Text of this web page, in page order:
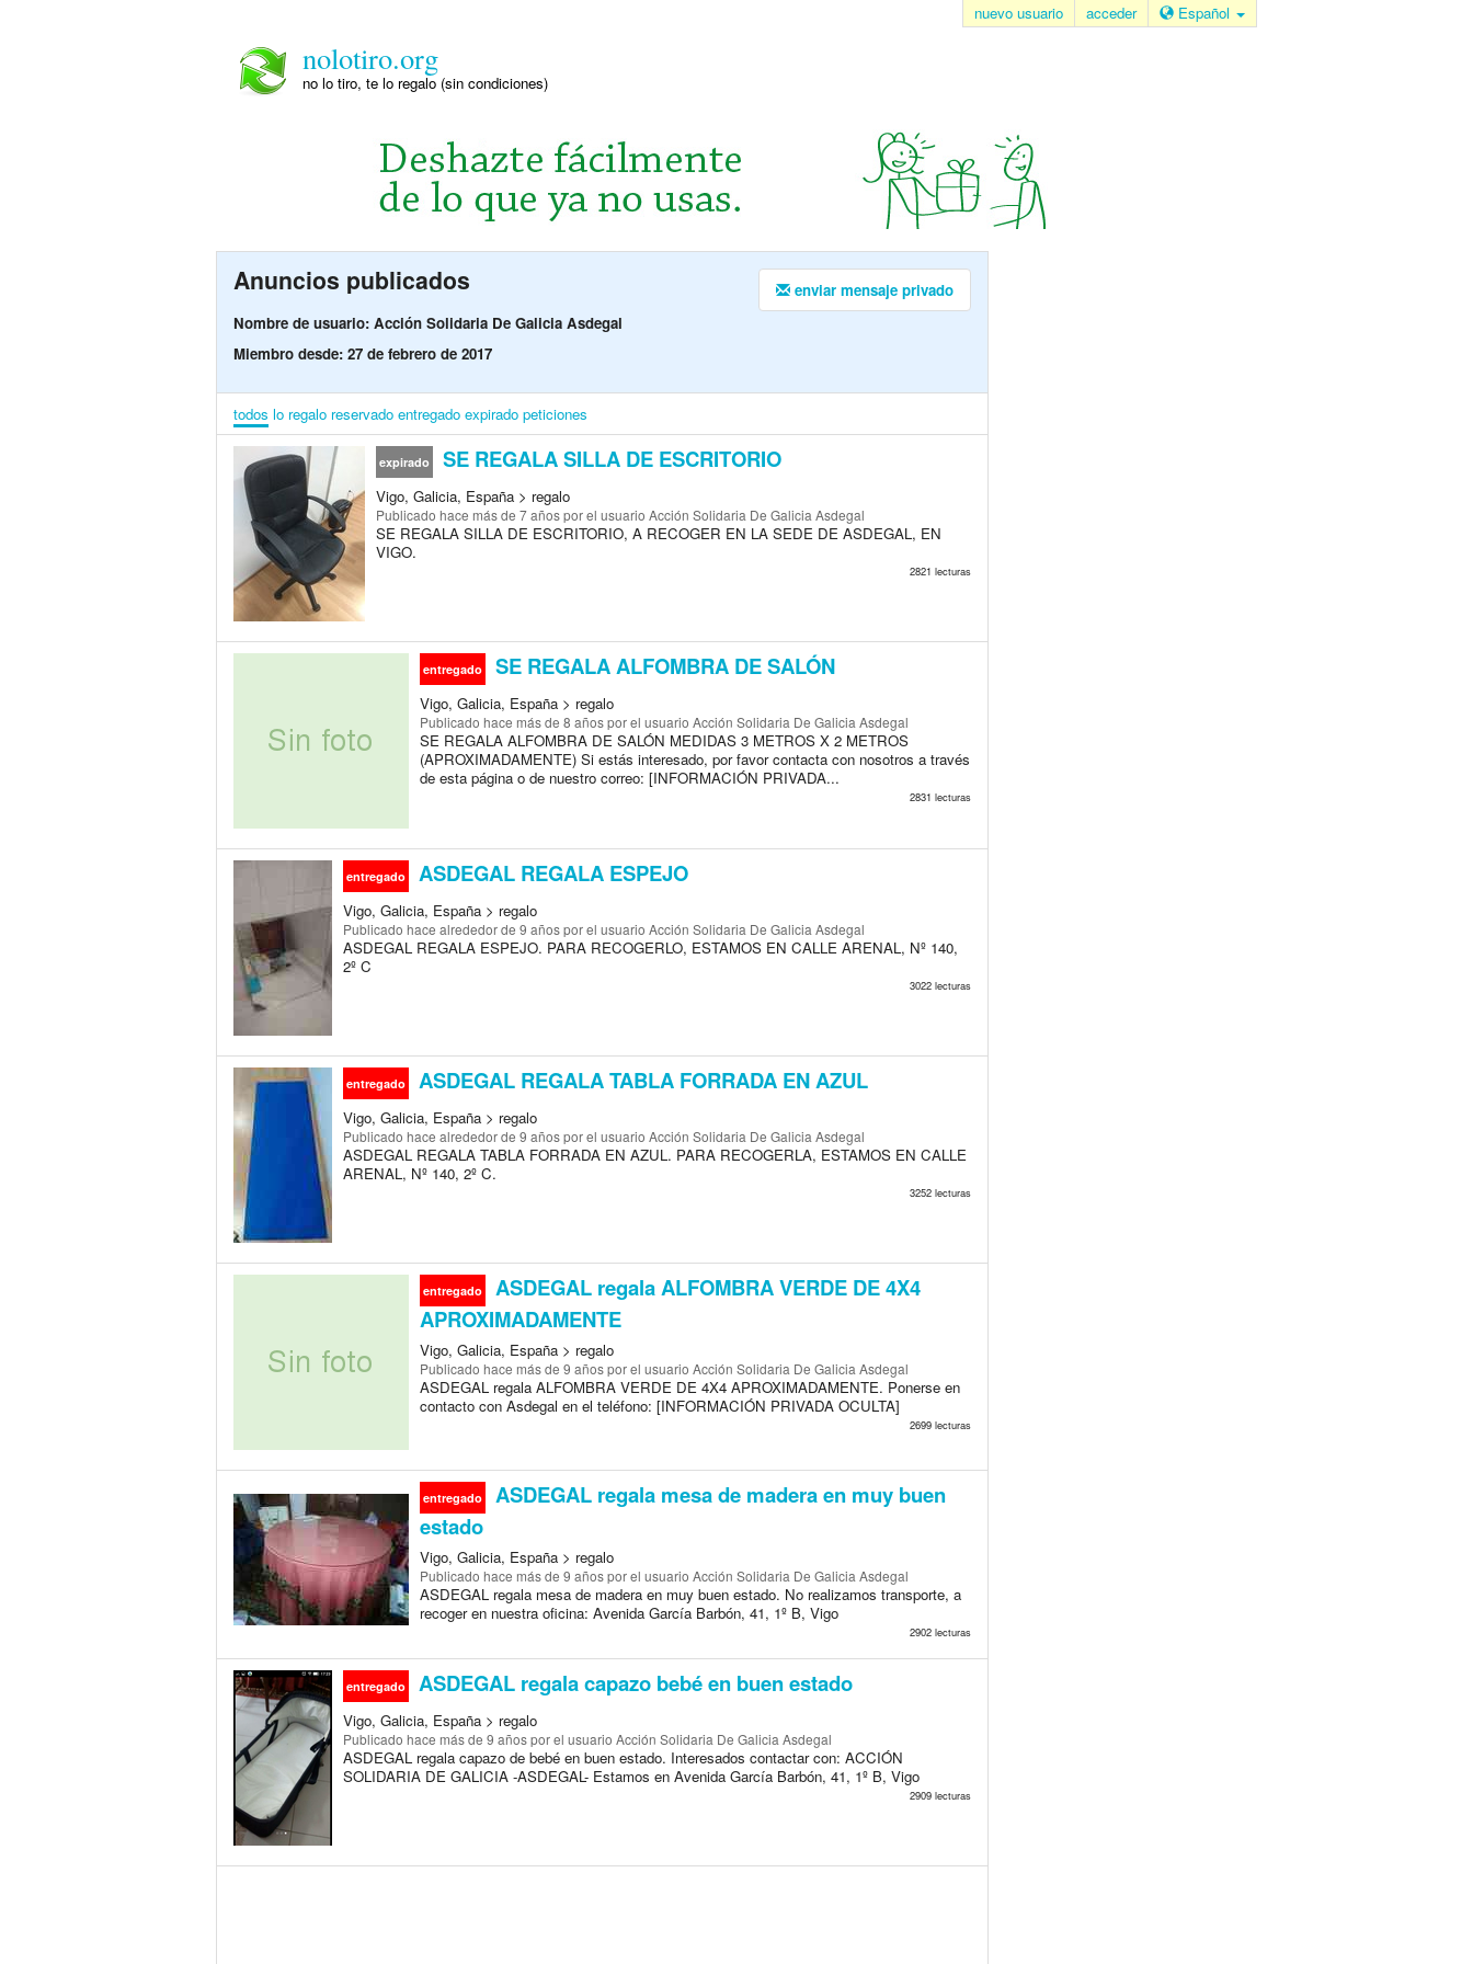
nuevo usuario acceder Español
nolotiro.org
no lo tiro, te lo regalo (sin condiciones)
enviar mensaje privado
Anuncios publicados
Nombre de usuario: Acción Solidaria De Galicia Asdegal
Miembro desde: 27 de febrero de 2017
todos lo regalo reservado entregado expirado peticiones
expirado SE REGALA SILLA DE ESCRITORIO
Vigo, Galicia, España > regalo
Publicado hace más de 7 añospor el usuario Acción Solidaria De Galicia Asdegal
SE REGALA SILLA DE ESCRITORIO, A RECOGER EN LA SEDE DE ASDEGAL, EN
VIGO.
2821 lecturas
entregado SE REGALA ALFOMBRA DE SALÓN
Vigo, Galicia, España > regalo
Publicado hace más de 8 añospor el usuario Acción Solidaria De Galicia Asdegal
SE REGALA ALFOMBRA DE SALÓN MEDIDAS 3 METROS X 2 METROS
(APROXIMADAMENTE) Si estás interesado, por favor contacta con nosotros a través
de esta página o de nuestro correo: [INFORMACIÓN PRIVADA...
2831 lecturas
entregado ASDEGAL REGALA ESPEJO
Vigo, Galicia, España > regalo
Publicado hace alrededor de 9 añospor el usuario Acción Solidaria De Galicia Asdegal
ASDEGAL REGALA ESPEJO. PARA RECOGERLO, ESTAMOS EN CALLE ARENAL, Nº 140,
2º C
3022 lecturas
entregado ASDEGAL REGALA TABLA FORRADA EN AZUL
Vigo, Galicia, España > regalo
Publicado hace alrededor de 9 añospor el usuario Acción Solidaria De Galicia Asdegal
ASDEGAL REGALA TABLA FORRADA EN AZUL. PARA RECOGERLA, ESTAMOS EN CALLE
ARENAL, Nº 140, 2º C.
3252 lecturas
entregado
ASDEGAL regala ALFOMBRA VERDE DE 4X4
APROXIMADAMENTE
Vigo, Galicia, España > regalo
Publicado hace más de 9 añospor el usuario Acción Solidaria De Galicia Asdegal
ASDEGAL regala ALFOMBRA VERDE DE 4X4 APROXIMADAMENTE. Ponerse en
contacto con Asdegal en el teléfono: [INFORMACIÓN PRIVADA OCULTA]
2699 lecturas
entregado
ASDEGAL regala mesa de madera en muy buen
estado
Vigo, Galicia, España > regalo
Publicado hace más de 9 añospor el usuario Acción Solidaria De Galicia Asdegal
ASDEGAL regala mesa de madera en muy buen estado. No realizamos transporte, a
recoger en nuestra oficina: Avenida García Barbón, 41, 1º B, Vigo
2902 lecturas
entregado ASDEGAL regala capazo bebé en buen estado
Vigo, Galicia, España > regalo
Publicado hace más de 9 añospor el usuario Acción Solidaria De Galicia Asdegal
ASDEGAL regala capazo de bebé en buen estado. Interesados contactar con: ACCIÓN
SOLIDARIA DE GALICIA -ASDEGAL- Estamos en Avenida García Barbón, 41, 1º B, Vigo
2909 lecturas